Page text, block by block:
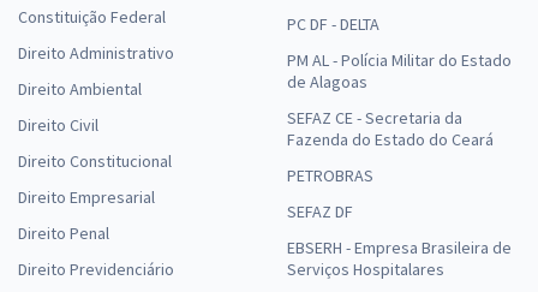
Constituição Federal
Direito Administrativo
Direito Ambiental
Direito Civil
Direito Constitucional
Direito Empresarial
Direito Penal
Direito Previdenciário
PC DF - DELTA
PM AL - Polícia Militar do Estado
de Alagoas
SEFAZ CE - Secretaria da
Fazenda do Estado do Ceará
PETROBRAS
SEFAZ DF
EBSERH - Empresa Brasileira de
Serviços Hospitalares